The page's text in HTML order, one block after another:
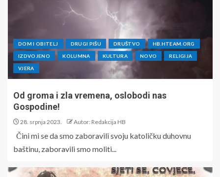
DOM I OBITELJ DRUGI PIŠU DRUŠTVO HB.HTEAM.ORG
IZDVOJENO KOLUMNA KULTURA NOVO RELIGIJA
VJERA
Od groma i zla vremena, oslobodi nas
Gospodine!
28. srpnja 2023. Autor: Redakcija HB
Čini mi se da smo zaboravili svoju katoličku duhovnu
baštinu, zaboravili smo moliti...